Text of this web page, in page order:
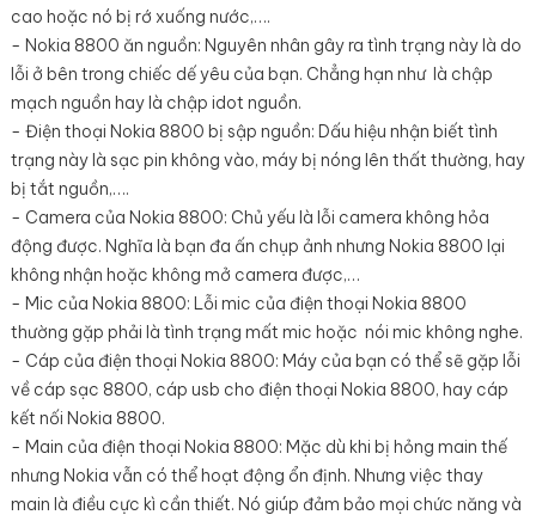
cao hoặc nó bị rớ xuống nước,….
- Nokia 8800 ăn nguồn: Nguyên nhân gây ra tình trạng này là do
lỗi ở bên trong chiếc dế yêu của bạn. Chẳng hạn như là chập
mạch nguồn hay là chập idot nguồn.
- Điện thoại Nokia 8800 bị sập nguồn: Dấu hiệu nhận biết tình
trạng này là sạc pin không vào, máy bị nóng lên thất thường, hay
bị tắt nguồn,….
- Camera của Nokia 8800: Chủ yếu là lỗi camera không hỏa
động được. Nghĩa là bạn đa ấn chụp ảnh nhưng Nokia 8800 lại
không nhận hoặc không mở camera được,…
- Mic của Nokia 8800: Lỗi mic của điện thoại Nokia 8800
thường gặp phải là tình trạng mất mic hoặc nói mic không nghe.
- Cáp của điện thoại Nokia 8800: Máy của bạn có thể sẽ gặp lỗi
về cáp sạc 8800, cáp usb cho điện thoại Nokia 8800, hay cáp
kết nối Nokia 8800.
- Main của điện thoại Nokia 8800: Mặc dù khi bị hỏng main thế
nhưng Nokia vẫn có thể hoạt động ổn định. Nhưng việc thay
main là điều cực kì cần thiết. Nó giúp đảm bảo mọi chức năng và